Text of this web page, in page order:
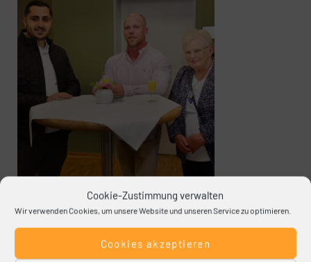
Cookie-Zustimmung verwalten
Wir verwenden Cookies, um unsere Website und unseren Service zu optimieren.
Cookies akzeptieren